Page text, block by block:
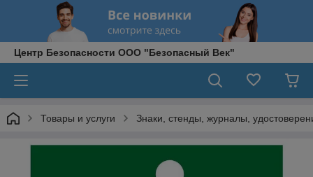
Центр Безопасности ООО "Безопасный Век"
Товары и услуги Знаки, стенды, журналы,